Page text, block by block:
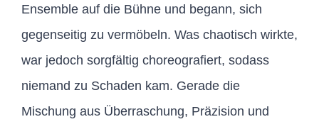
Ensemble auf die Bühne und begann, sich
gegenseitig zu vermöbeln. Was chaotisch wirkte,
war jedoch sorgfältig choreografiert, sodass
niemand zu Schaden kam. Gerade die
Mischung aus Überraschung, Präzision und